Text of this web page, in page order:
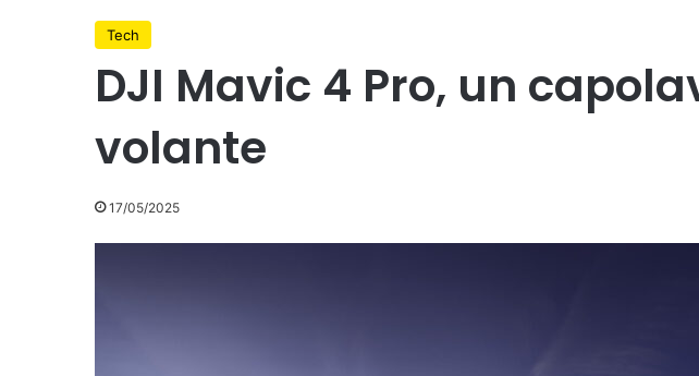
Tech
DJI Mavic 4 Pro, un
volante
17/05/2025